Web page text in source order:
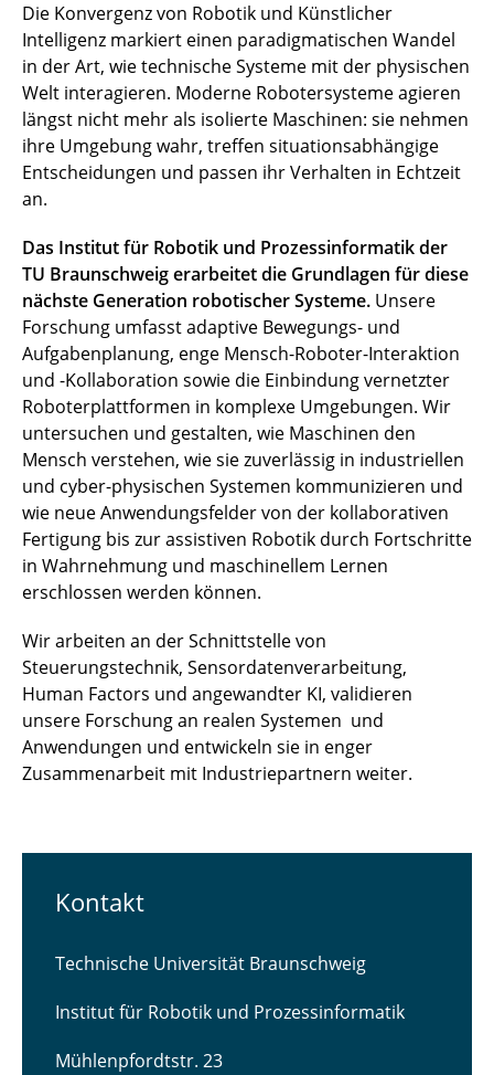
Die Konvergenz von Robotik und Künstlicher
Intelligenz markiert einen paradigmatischen Wandel
in der Art, wie technische Systeme mit der physischen
Welt interagieren. Moderne Robotersysteme agieren
längst nicht mehr als isolierte Maschinen: sie nehmen
ihre Umgebung wahr, treffen situationsabhängige
Entscheidungen und passen ihr Verhalten in Echtzeit
an.
Das Institut für Robotik und Prozessinformatik der
TU Braunschweig erarbeitet die Grundlagen für diese
nächste Generation robotischer Systeme. Unsere
Forschung umfasst adaptive Bewegungs- und
Aufgabenplanung, enge Mensch-Roboter-Interaktion
und -Kollaboration sowie die Einbindung vernetzter
Roboterplattformen in komplexe Umgebungen. Wir
untersuchen und gestalten, wie Maschinen den
Mensch verstehen, wie sie zuverlässig in industriellen
und cyber-physischen Systemen kommunizieren und
wie neue Anwendungsfelder von der kollaborativen
Fertigung bis zur assistiven Robotik durch Fortschritte
in Wahrnehmung und maschinellem Lernen
erschlossen werden können.
Wir arbeiten an der Schnittstelle von
Steuerungstechnik, Sensordatenverarbeitung,
Human Factors und angewandter KI, validieren
unsere Forschung an realen Systemen und
Anwendungen und entwickeln sie in enger
Zusammenarbeit mit Industriepartnern weiter.
Kontakt
Technische Universität Braunschweig
Institut für Robotik und Prozessinformatik
Mühlenpfordtstr. 23